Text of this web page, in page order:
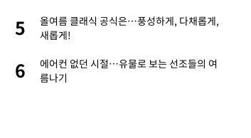
5
올여름 클래식 공식은…풍성하게, 다채롭게,
새롭게!
6
에어컨 없던 시절…유물로 보는 선조들의 여
름나기